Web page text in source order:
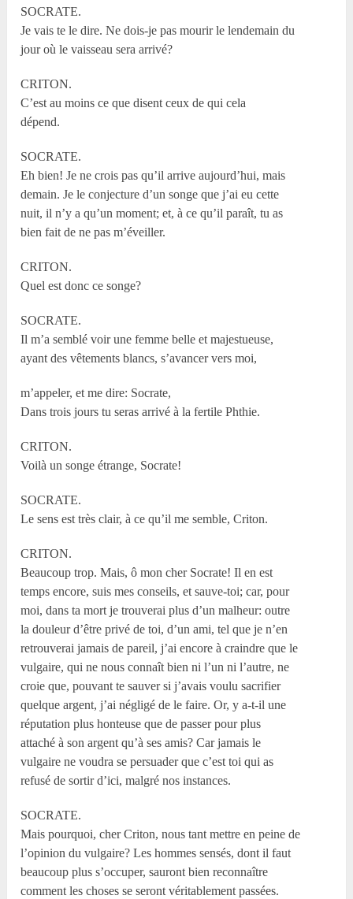
SOCRATE.
Je vais te le dire. Ne dois-je pas mourir le lendemain du
jour où le vaisseau sera arrivé?
CRITON.
C’est au moins ce que disent ceux de qui cela
dépend.
SOCRATE.
Eh bien! Je ne crois pas qu’il arrive aujourd’hui, mais
demain. Je le conjecture d’un songe que j’ai eu cette
nuit, il n’y a qu’un moment; et, à ce qu’il paraît, tu as
bien fait de ne pas m’éveiller.
CRITON.
Quel est donc ce songe?
SOCRATE.
Il m’a semblé voir une femme belle et majestueuse,
ayant des vêtements blancs, s’avancer vers moi,
m’appeler, et me dire: Socrate,
Dans trois jours tu seras arrivé à la fertile Phthie.
CRITON.
Voilà un songe étrange, Socrate!
SOCRATE.
Le sens est très clair, à ce qu’il me semble, Criton.
CRITON.
Beaucoup trop. Mais, ô mon cher Socrate! Il en est
temps encore, suis mes conseils, et sauve-toi; car, pour
moi, dans ta mort je trouverai plus d’un malheur: outre
la douleur d’être privé de toi, d’un ami, tel que je n’en
retrouverai jamais de pareil, j’ai encore à craindre que le
vulgaire, qui ne nous connaît bien ni l’un ni l’autre, ne
croie que, pouvant te sauver si j’avais voulu sacrifier
quelque argent, j’ai négligé de le faire. Or, y a-t-il une
réputation plus honteuse que de passer pour plus
attaché à son argent qu’à ses amis? Car jamais le
vulgaire ne voudra se persuader que c’est toi qui as
refusé de sortir d’ici, malgré nos instances.
SOCRATE.
Mais pourquoi, cher Criton, nous tant mettre en peine de
l’opinion du vulgaire? Les hommes sensés, dont il faut
beaucoup plus s’occuper, sauront bien reconnaître
comment les choses se seront véritablement passées.